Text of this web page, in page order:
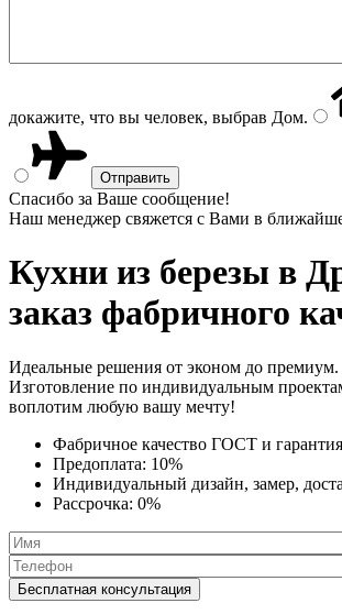
докажите, что вы человек, выбрав Дом.
Спасибо за Ваше сообщение!
Наш менеджер свяжется с Вами в
Кухни из березы в
заказ фабричного
Идеальные решения от эконом до премиум.
Изготовление по индивидуальным
воплотим любую вашу мечту!
Фабричное качество ГОСТ и
Предоплата: 10%
Индивидуальный дизайн, замер,
Рассрочка: 0%